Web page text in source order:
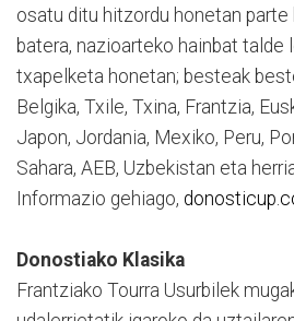
osatu ditu hitzordu honetan parte
batera, nazioarteko hainbat talde
txapelketa honetan; besteak
Belgika, Txile, Txina, Frantzia,
Japon, Jordania, Mexiko, Peru,
Sahara, AEB, Uzbekistan eta
Informazio gehiago,
Donostiako Klasika
Frantziako Tourra Usurbilek